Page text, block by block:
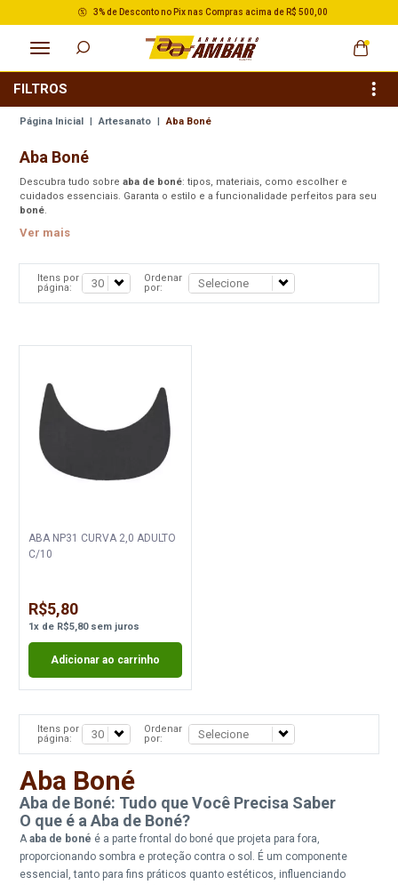
3% de Desconto no Pix nas Compras acima de R$ 500,00
Página Inicial | Artesanato | Aba Boné
FILTROS
Aba Boné
Descubra tudo sobreaba de boné: tipos, materiais, como escolher e
cuidados essenciais. Garanta o estilo e a funcionalidade perfeitos para seu
boné.
Ver mais
Itens por
página:
Ordenar
por:
ABA NP31 CURVA 2,0 ADULTO
C/10
R$5,80
1x de R$5,80sem juros
Adicionar ao carrinho
Itens por
página:
Ordenar
por:
Aba Boné
Aba de Boné: Tudo que Você Precisa Saber
O que é a Aba de Boné?
Aaba de boné é a parte frontal do boné que projeta para fora,
proporcionando sombra e proteção contra o sol. É um componente
essencial, tanto para fins práticos quanto estéticos, influenciando